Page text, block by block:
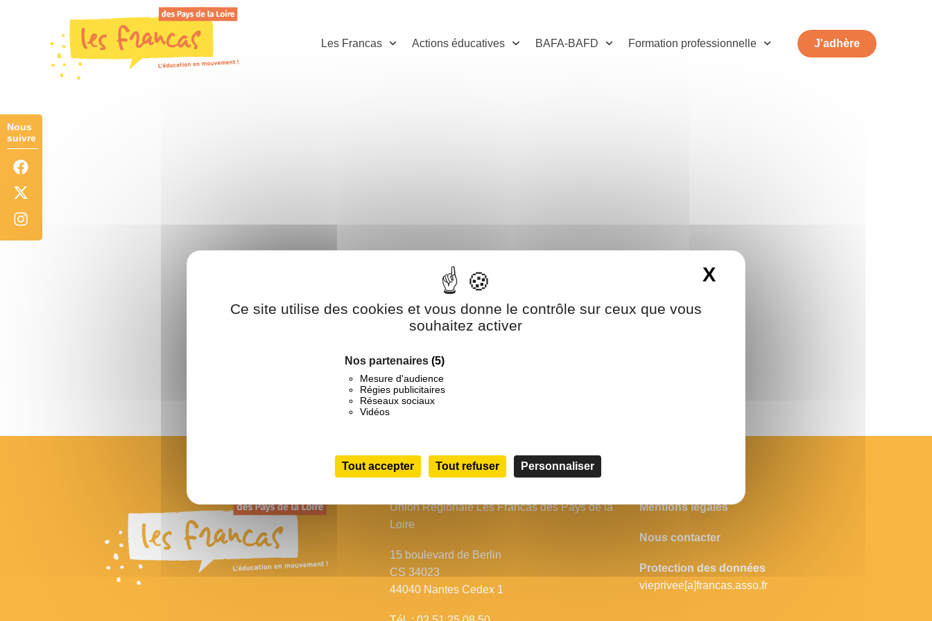
Panneau de gestion des cookies
Ce site utilise des cookies et vous donne le contrôle sur ceux que vous
souhaitez activer
Nos partenaires (5)
Mesure d'audience
Régies publicitaires
Réseaux sociaux
Vidéos
Tout accepter Tout refuser Personnaliser
X
Les Francas Actions éducatives BAFA-BAFD Formation professionnelle J'adhère
Union Régionale Les Francas des Pays de la
Loire
15 boulevard de Berlin
CS 34023
44040 Nantes Cedex 1
Mentions légales
Nous contacter
Protection des données
vieprivee[a]francas.asso.fr